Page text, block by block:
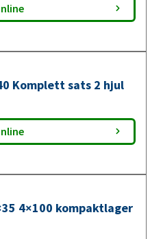
Komplett sats 2 hjul
4×100 kompaktlager